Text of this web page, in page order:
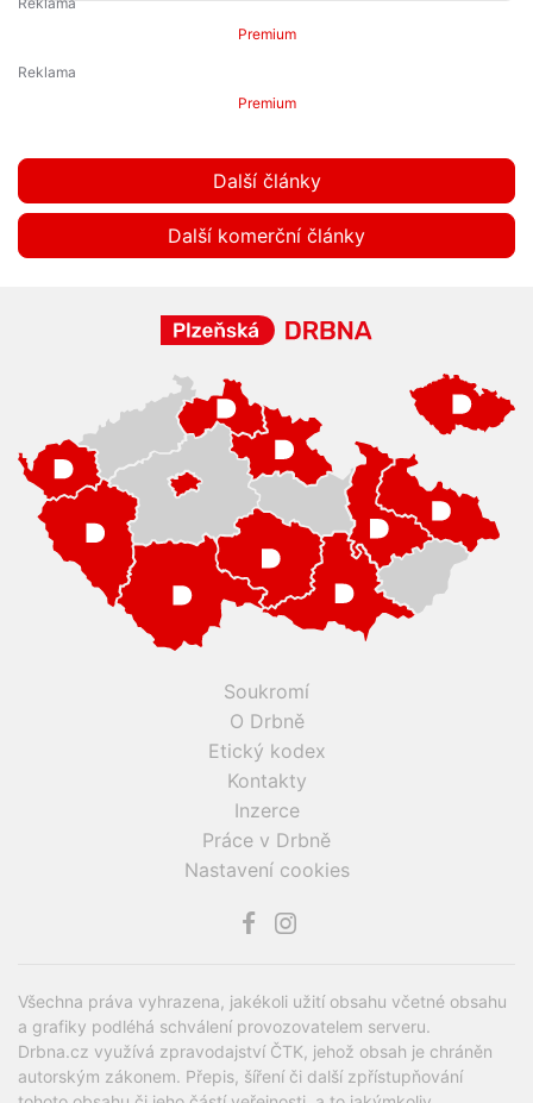
Premium
Premium
Další články
Další komerční články
Soukromí
O Drbně
Etický kodex
Kontakty
Inzerce
Práce v Drbně
Nastavení cookies
Všechna práva vyhrazena, jakékoli užití obsahu včetné obsahu
a grafiky podléhá schválení provozovatelem serveru.
Drbna.cz využívá zpravodajství ČTK, jehož obsah je chráněn
autorským zákonem. Přepis, šíření či další zpřístupňování